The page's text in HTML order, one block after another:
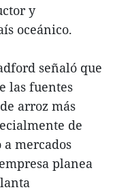
y
oceánico.
señaló que
las fuentes
arroz más
de
mercados
planea